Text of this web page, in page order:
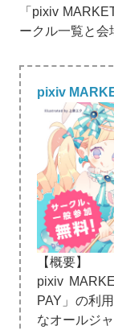
「pixiv
ークル一覧と会
pixiv
【概要】
pixiv
PAY」の利
なオールジ